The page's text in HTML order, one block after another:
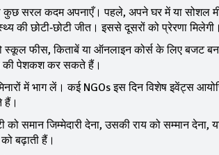
कुछ सरल कदम अपनाएँ। पहले, अपने घर में या सोशल
की छोटी‑छोटी जीत। इससे दूसरों को प्रेरणा मिलेगी।
स्कूल फीस, किताबें या ऑनलाइन कोर्स के लिए बजट
की पेशकश कर सकते हैं।
में भाग लें। कई NGOs इस दिन विशेष इवेंट्स
हैं।
समान जिम्मेदारी देना, उसकी राय को सम्मान देना,
बढ़ाती हैं।